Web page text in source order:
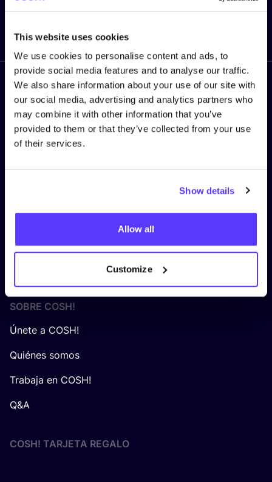
This website uses cookies
We use cookies to personalise content and ads, to
provide social media features and to analyse our traffic.
We also share information about your use of our site with
our social media, advertising and analytics partners who
may combine it with other information that you’ve
provided to them or that they’ve collected from your use
of their services.
Show details
Allow all
Customize
Síguenos
TÉRMINOS DEL SERVICIO
Política de cookies
Términos y Condiciones
Algemene voorwaarden COSH! voor retailers
SOBRE COSH!
Únete a COSH!
Quiénes somos
Trabaja en COSH!
Q&A
COSH! TARJETA REGALO